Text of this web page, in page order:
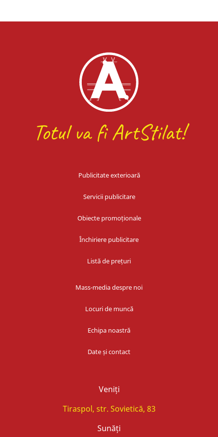
Totul va fiArtStilat!
Publicitate exterioară
Servicii publicitare
Obiecte promoționale
Închiriere publicitare
Listă de prețuri
Mass-media despre noi
Locuri de muncă
Echipa noastră
Date și contact
Veniți
Tiraspol, str. Sovietică, 83
Sunăți